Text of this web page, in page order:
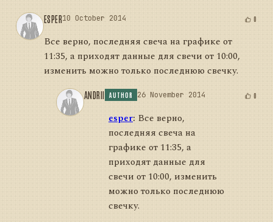
ESPER10 October 2014 0
Все верно, последняя свеча на графике от
11:35, а приходят данные для свечи от 10:00,
изменить можно только последнюю свечку.
ANDRII AUTHOR 26 November 2014 0
esper: Все верно,
последняя свеча на
графике от 11:35, а
приходят данные для
свечи от 10:00, изменить
можно только последнюю
свечку.